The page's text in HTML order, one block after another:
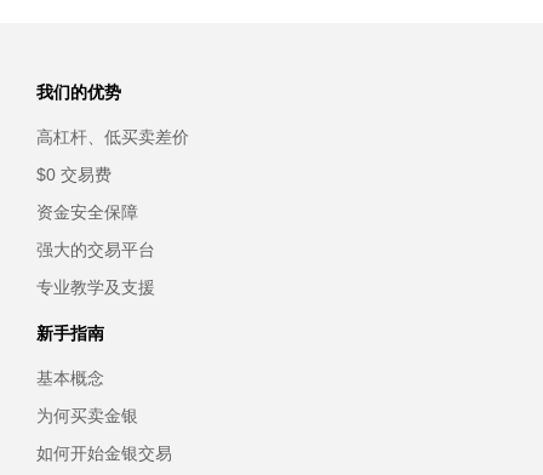
我们的优势
高杠杆、低买卖差价
$0 交易费
资金安全保障
强大的交易平台
专业教学及支援
新手指南
基本概念
为何买卖金银
如何开始金银交易